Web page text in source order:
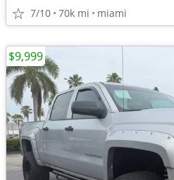
7/10 70k mi miami
$9,999